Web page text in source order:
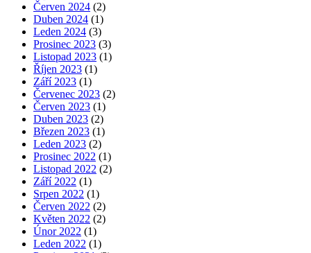
Červen 2024 (2)
Duben 2024 (1)
Leden 2024 (3)
Prosinec 2023 (3)
Listopad 2023 (1)
Říjen 2023 (1)
Září 2023 (1)
Červenec 2023 (2)
Červen 2023 (1)
Duben 2023 (2)
Březen 2023 (1)
Leden 2023 (2)
Prosinec 2022 (1)
Listopad 2022 (2)
Září 2022 (1)
Srpen 2022 (1)
Červen 2022 (2)
Květen 2022 (2)
Únor 2022 (1)
Leden 2022 (1)